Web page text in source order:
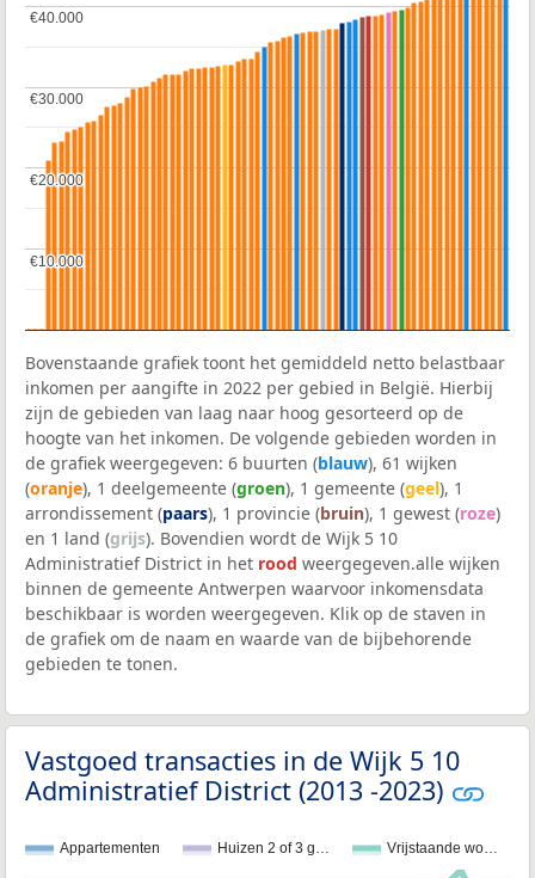
€10.000
€10.000
€20.000
€20.000
€30.000
€30.000
€40.000
€40.000
Bovenstaande grafiek toont het gemiddeld netto belastbaar
inkomen per aangifte in 2022 per gebied in België. Hierbij
zijn de gebieden van laag naar hoog gesorteerd op de
hoogte van het inkomen. De volgende gebieden worden in
de grafiek weergegeven: 6 buurten (blauw), 61 wijken
(oranje), 1 deelgemeente (groen), 1 gemeente (geel), 1
arrondissement (paars), 1 provincie (bruin), 1 gewest (roze)
en 1 land (grijs). Bovendien wordt de Wijk 5 10
Administratief District in het rood weergegeven.alle wijken
binnen de gemeente Antwerpen waarvoor inkomensdata
beschikbaar is worden weergegeven. Klik op de staven in
de grafiek om de naam en waarde van de bijbehorende
gebieden te tonen.
Vastgoed transacties in de Wijk 5 10
Administratief District (2013 -2023)
Appartementen Huizen 2 of 3 g… Vrijstaande wo…